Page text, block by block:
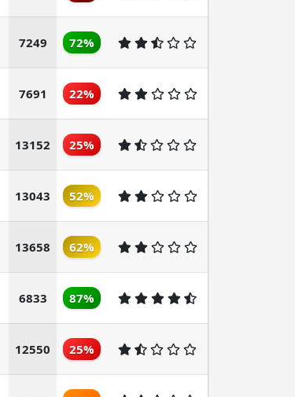
7249 72%
7691 22%
13152 25%
13043 52%
13658 62%
6833 87%
12550 25%